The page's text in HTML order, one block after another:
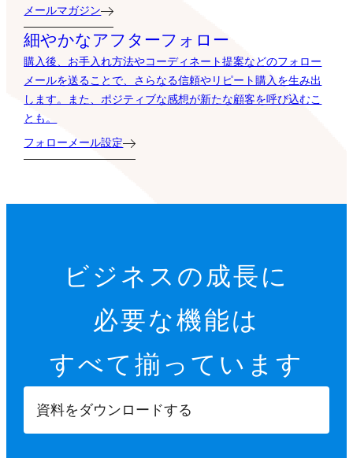
メールマガジン
細やかなアフターフォロー
購入後、お手入れ方法やコーディネート提案などのフォロー
メールを送ることで、さらなる信頼やリピート購入を生み出
します。また、ポジティブな感想が新たな顧客を呼び込むこ
とも。
フォローメール設定
ビジネスの成長に
必要な機能は
すべて揃っています
資料をダウンロードする